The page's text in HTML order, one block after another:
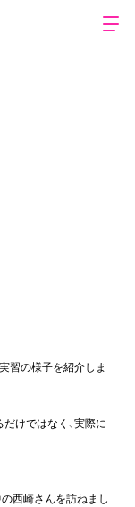
習の様子を紹介しま
けではなく、実際に
西崎さんを訪ねまし